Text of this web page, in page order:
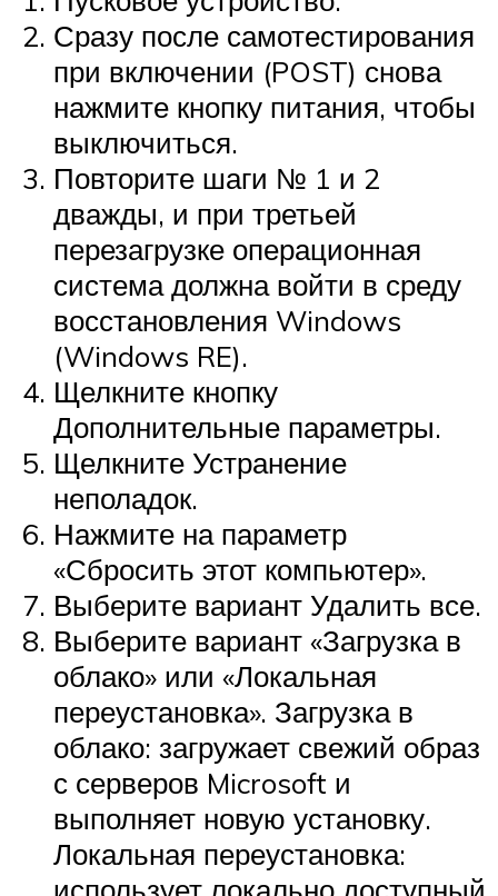
Сразу после самотестирования
при включении (POST) снова
нажмите кнопку питания, чтобы
выключиться.
Повторите шаги № 1 и 2
дважды, и при третьей
перезагрузке операционная
система должна войти в среду
восстановления Windows
(Windows RE).
Щелкните кнопку
Дополнительные параметры.
Щелкните Устранение
неполадок.
Нажмите на параметр
«Сбросить этот компьютер».
Выберите вариант Удалить все.
Выберите вариант «Загрузка в
облако» или «Локальная
переустановка». Загрузка в
облако: загружает свежий образ
с серверов Microsoft и
выполняет новую установку.
Локальная переустановка:
использует локально доступный